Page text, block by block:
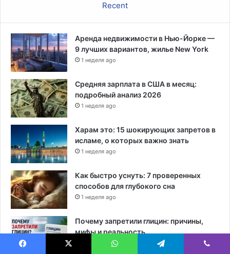
Recent
Аренда недвижимости в Нью-Йорке —
9 лучших вариантов, жилье New York
1 неделя ago
Средняя зарплата в США в месяц:
подробный анализ 2026
1 неделя ago
Харам это: 15 шокирующих запретов в
исламе, о которых важно знать
1 неделя ago
Как быстро уснуть: 7 проверенных
способов для глубокого сна
1 неделя ago
Почему запретили глицин: причины,
мифы и реальность
1 неделя ago